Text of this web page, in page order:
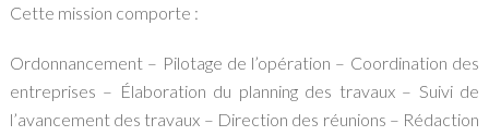
Cette mission comporte :
Ordonnancement – Pilotage de l’opération – Coordination des
entreprises – Élaboration du planning des travaux – Suivi de
l’avancement des travaux – Direction des réunions – Rédaction